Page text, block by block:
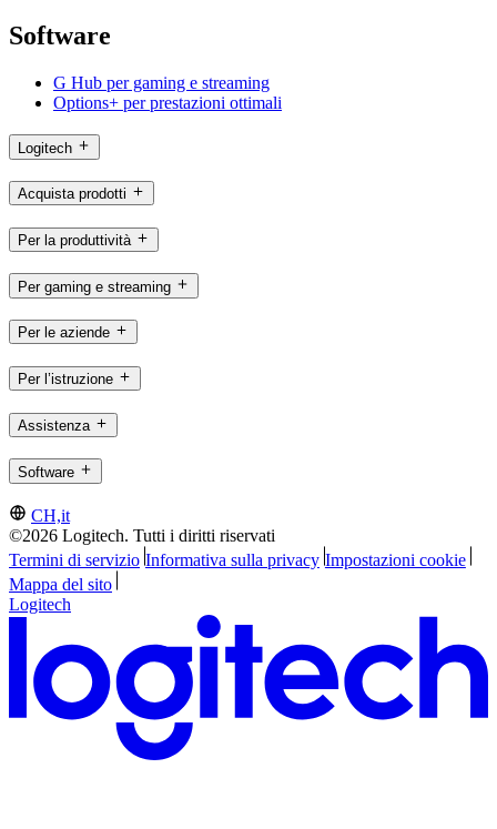
Software
G Hub per gaming e streaming
Options+ per prestazioni ottimali
Logitech
Acquista prodotti
Per la produttività
Per gaming e streaming
Per le aziende
Per l’istruzione
Assistenza
Software
CH,it
©2026 Logitech. Tutti i diritti riservati
Termini di servizio Informativa sulla privacy Impostazioni cookie
Mappa del sito
Logitech